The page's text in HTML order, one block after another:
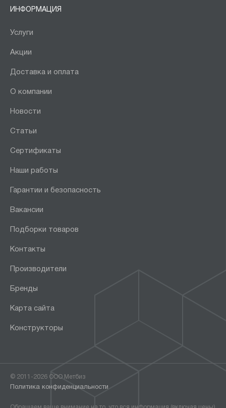
ИНФОРМАЦИЯ
Услуги
Акции
Доставка и оплата
О компании
Новости
Статьи
Сертификаты
Наши работы
Гарантии и безопасность
Вакансии
Подборки товаров
Контакты
Производители
Бренды
Карта сайта
Конструкторы
© 2011-2026 ООО Метбиз
Политика конфиденциальности